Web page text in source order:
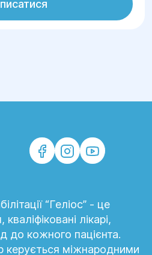
“Геліос” - це
лікарі,
до кожного пацієнта.
міжнародними